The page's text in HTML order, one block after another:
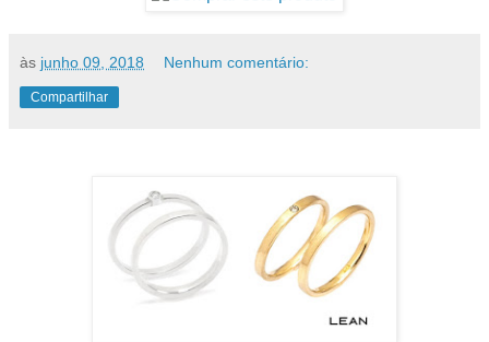
às junho 09, 2018 Nenhum comentário:
Compartilhar